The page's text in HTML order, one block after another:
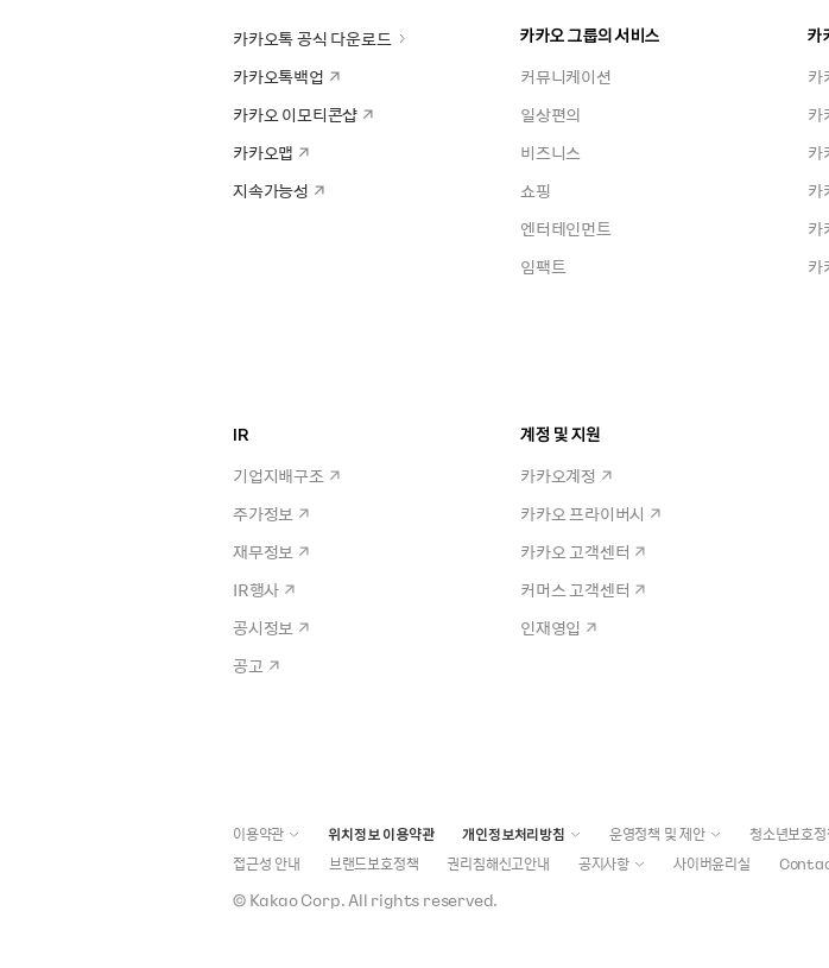
카카오톡 공식 다운로드
카카오톡백업
카카오 이모티콘샵
카카오맵
지속가능성
카카오 그룹의 서비스
커뮤니케이션
일상편의
비즈니스
쇼핑
엔터테인먼트
임팩트
카
카
카
카
카
카
카
IR
기업지배구조
주가정보
재무정보
IR행사
공시정보
공고
계정 및 지원
카카오계정
카카오 프라이버시
카카오 고객센터
커머스 고객센터
인재영입
이용약관 위치정보 이용약관 개인정보처리방침 운영정책 및 제안
청소년보호
접근성 안내
브랜드보호정책 권리침해신고안내 공지사항 사이버윤리실
© Kakao Corp.All rights reserved.